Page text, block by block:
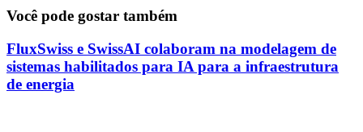
Você pode gostar também
FluxSwiss e SwissAI colaboram na modelagem de
sistemas habilitados para IA para a infraestrutura
de energia